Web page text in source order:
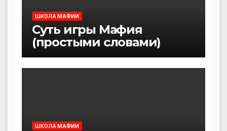
ШКОЛА МАФИИ
Суть игры Мафия
(простыми словами)
ШКОЛА МАФИИ